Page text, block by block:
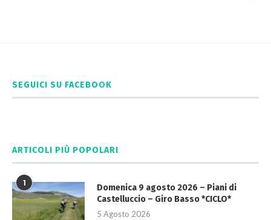
SEGUICI SU FACEBOOK
ARTICOLI PIÙ POPOLARI
1
Domenica 9 agosto 2026 – Piani di
Castelluccio – Giro Basso *CICLO*
5 Agosto 2026